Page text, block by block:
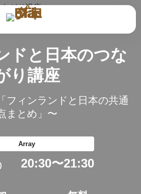
ドと日本のつな
り講座
フィンランドと日本の共通
まとめ」〜
Array
20:30〜21:30